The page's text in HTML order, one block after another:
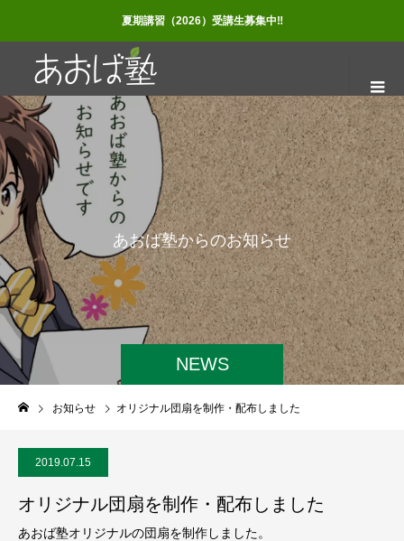
夏期講習（2026）受講生募集中‼
NEWS
あおば塾からのお知らせ
お知らせ オリジナル団扇を制作・配布しました
2019.07.15
オリジナル団扇を制作・配布しました
あおば塾オリジナルの団扇を制作しました。